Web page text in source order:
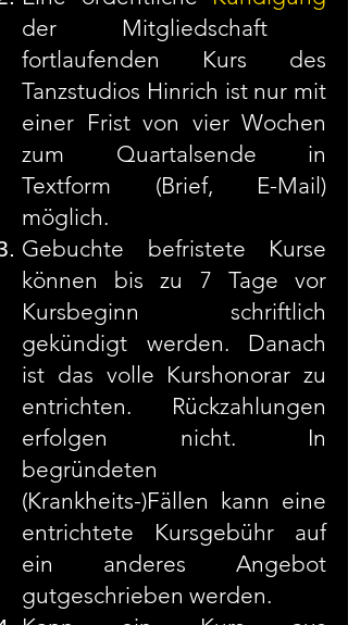
der Mitgliedschaft
fortlaufenden Kurs des
Tanzstudios Hinrich ist nur mit
einer Frist von vier Wochen
zum Quartalsende in
Textform (Brief, E-Mail)
möglich.
Gebuchte befristete Kurse
können bis zu 7 Tage vor
Kursbeginn schriftlich
gekündigt werden. Danach
ist das volle Kurshonorar zu
entrichten. Rückzahlungen
erfolgen nicht. In
begründeten
(Krankheits-)Fällen kann eine
entrichtete Kursgebühr auf
ein anderes Angebot
gutgeschrieben werden.